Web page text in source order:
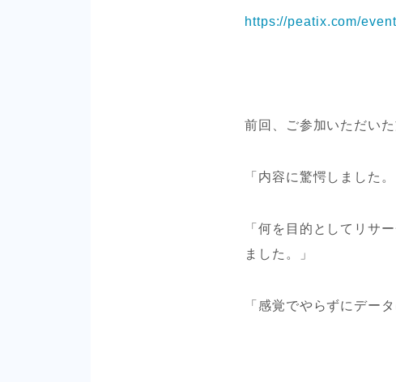
https://peatix.com/
前回、ご参加いただい
「内容に驚愕しました
「何を目的としてリサ
ました。」
「感覚でやらずにデー